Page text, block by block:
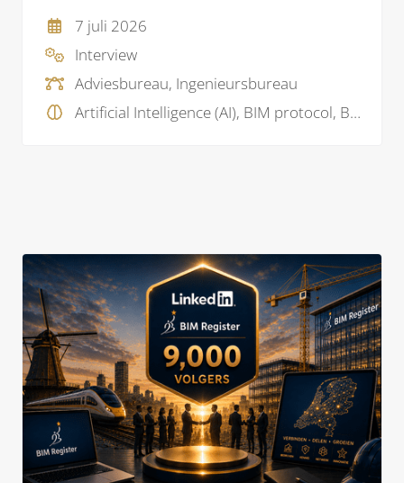
7 juli 2026
Interview
Adviesbureau, Ingenieursbureau
Artificial Intelligence (AI), BIM protocol, BIM visie, Model checking, Projectmanagement